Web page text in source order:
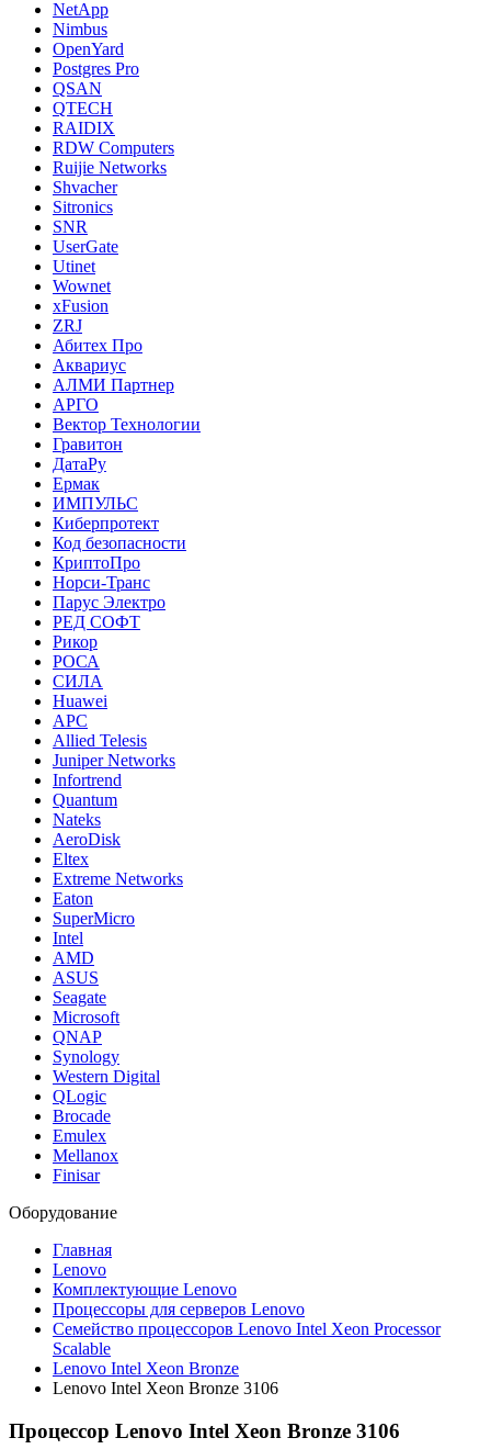
NetApp
Nimbus
OpenYard
Postgres Pro
QSAN
QTECH
RAIDIX
RDW Computers
Ruijie Networks
Shvacher
Sitronics
SNR
UserGate
Utinet
Wownet
xFusion
ZRJ
Абитех Про
Аквариус
АЛМИ Партнер
АРГО
Вектор Технологии
Гравитон
ДатаРу
Ермак
ИМПУЛЬС
Киберпротект
Код безопасности
КриптоПро
Норси-Транс
Парус Электро
РЕД СОФТ
Рикор
РОСА
СИЛА
Huawei
APC
Allied Telesis
Juniper Networks
Infortrend
Quantum
Nateks
AeroDisk
Eltex
Extreme Networks
Eaton
SuperMicro
Intel
AMD
ASUS
Seagate
Microsoft
QNAP
Synology
Western Digital
QLogic
Brocade
Emulex
Mellanox
Finisar
Оборудование
Главная
Lenovo
Комплектующие Lenovo
Процессоры для серверов Lenovo
Семейство процессоров Lenovo Intel Xeon Processor
Scalable
Lenovo Intel Xeon Bronze
Lenovo Intel Xeon Bronze 3106
Процессор Lenovo Intel Xeon Bronze 3106